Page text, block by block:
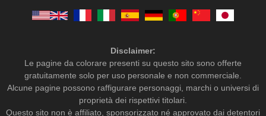
Disclaimer:
Le pagine da colorare presenti su questo sito sono offerte
gratuitamente solo per uso personale e non commerciale.
Alcune pagine possono raffigurare personaggi, marchi o universi di
proprietà dei rispettivi titolari.
Questo sito non è affiliato, sponsorizzato né approvato dai detentori